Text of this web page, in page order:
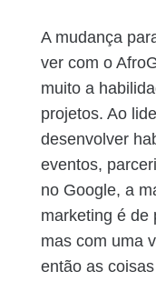
A mudança
ver com o
muito a
projetos. Ao
desenvolver
eventos,
no Google, a
marketing é de
mas com uma
então as